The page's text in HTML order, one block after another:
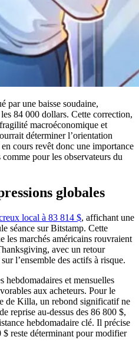
par une baisse soudaine,
84 000 dollars. Cette correction,
macroéconomique et
déterminer l’orientation
cours revêt donc une importance
pour les observateurs du
globales
local à 83 814 $, affichant une
séance sur Bitstamp. Cette
les marchés américains rouvraient
avec un retour
l’ensemble des actifs à risque.
hebdomadaires et mensuelles
aux acheteurs. Pour le
de Killa, un rebond significatif ne
reprise au-dessus des 86 800 $,
hebdomadaire clé. Il précise
reste déterminant pour modifier